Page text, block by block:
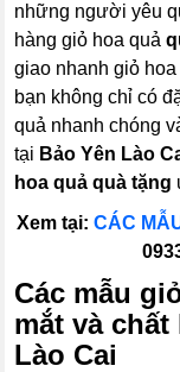
những người yêu
hàng giỏ hoa quả
giao nhanh giỏ
bạn không chỉ có
quả nhanh chóng
tại Bảo Yên Lào
hoa quả quà tặng
Xem tại: CÁC
Các mẫu
mắt và
Lào Cai